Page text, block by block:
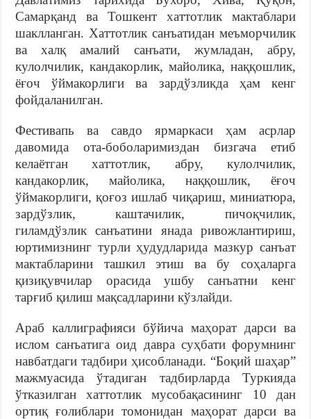
Самарқанд ва Тошкент хаттотлик мактаблари
шаклланган. Хаттотлик санъатидан меъморчилик
ва халқ амалий санъати, жумладан, абру,
кулолчилик, кандакорлик, майолика, наққошлик,
ёғоч ўймакорлиги ва зардўзликда ҳам кенг
фойдаланилган.
Фестивапь ва савдо ярмаркаси ҳам асрлар
давомида ота-боболаримиздан бизгача етиб
келаётган хаттотлик, абру, кулолчилик,
кандакорлик, майолика, наққошлик, ёғоч
ўймакорлиги, қоғоз ишлаб чиқариш, миниатюра,
зардўзлик, каштачилик, пичоқчилик,
гиламдўзлик санъатини янада ривожлантириш,
юртимизнинг турли ҳудудларида мазкур санъат
мактабларини ташкил этиш ва бу соҳаларга
қизиқувчилар орасида ушбу санъатни кенг
тарғиб қилиш мақсадларини кўзлайди.
Араб каллиграфияси бўйича маҳорат дарси ва
ислом санъатига оид давра суҳбати форумнинг
навбатдаги тадбири ҳисобланади. “Боқий шаҳар”
мажмуасида ўтадиган тадбирларда Туркияда
ўтказилган хаттотлик мусобақасининг 10 дан
ортиқ ғолиблари томонидан маҳорат дарси ва